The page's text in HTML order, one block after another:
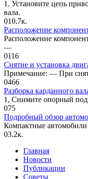
1. Установите цепь
вала.
010.7к.
Расположение
Расположение
—
0116
Снятие и установка
Примечание: — При
0466
Разборка карданного
1, Снимите опорный
075
Подробный обзор
Компактные автомобили
03.2к.
Главная
Новости
Публикации
Советы